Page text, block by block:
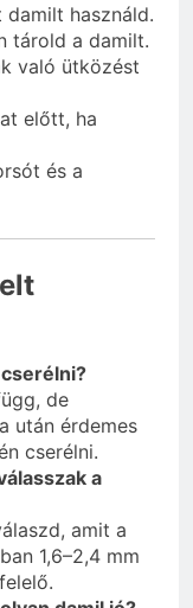
használd.
tárold a damilt.
való ütközést
előtt, ha
és a
de
után érdemes
cserélni.
a
amit a
1,6–2,4 mm